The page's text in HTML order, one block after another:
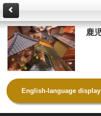
鹿
English-language display